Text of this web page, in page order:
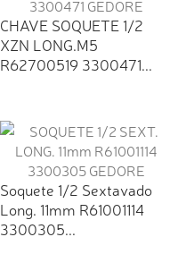
CHAVE SOQUETE 1/2
XZN LONG.M5
R62700519 3300471...
Soquete 1/2 Sextavado
Long. 11mm R61001114
3300305...